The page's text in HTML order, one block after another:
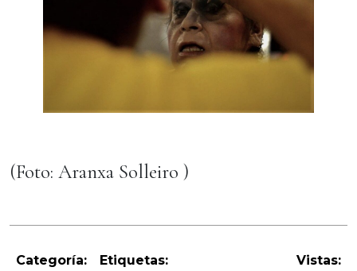
(Foto: Aranxa Solleiro )
Categoría:
Etiquetas: Vistas: